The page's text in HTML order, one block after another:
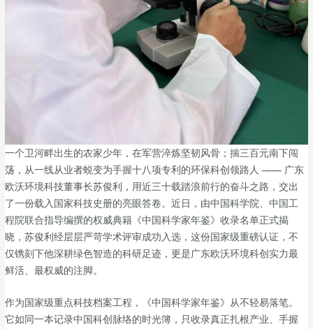
一个卫河畔出生的农家少年，在军营淬炼坚韧风骨；揣三百元南下闯
荡，从一线从业者蜕变为手握十八项专利的环保科创领路人 —— 广东
欧沃环境科技董事长苏俊利，用近三十载踏浪前行的奋斗之路，交出
了一份载入国家科技史册的亮眼答卷。近日，由中国科学院、中国工
程院联合指导编撰的权威典籍《中国科学家年鉴》收录名单正式揭
晓，苏俊利经层层严苛学术评审成功入选，这份国家级重磅认证，不
仅镌刻下他深耕绿色智造的科研足迹，更是广东欧沃环境科创实力最
鲜活、最权威的注脚。
作为国家级重点科技档案工程，《中国科学家年鉴》从不轻易落笔。
它如同一本记录中国科创脉络的时光簿，只收录真正扎根产业、手握